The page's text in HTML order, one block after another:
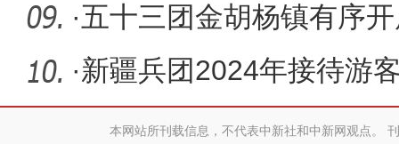
·五十三团金胡杨镇有序
和果树苗
·新疆兵团2024年接待游
本网站所刊载信息，不代表中新社和中新网观点。